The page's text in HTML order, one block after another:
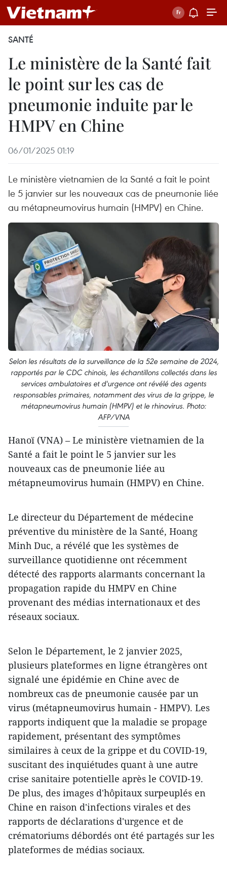
SANTÉ
Le ministère de la Santé fait
le point sur les cas de
pneumonie induite par le
HMPV en Chine
06/01/2025 01:19
Le ministère vietnamien de la Santé a fait le point
le 5 janvier sur les nouveaux cas de pneumonie liée
au métapneumovirus humain (HMPV) en Chine.
Selon les résultats de la surveillance de la 52e semaine de 2024,
rapportés par le CDC chinois, les échantillons collectés dans les
services ambulatoires et d'urgence ont révélé des agents
responsables primaires, notamment des virus de la grippe, le
métapneumovirus humain (HMPV) et le rhinovirus. Photo:
AFP/VNA
​Hanoï (VNA) – Le ministère vietnamien de la
Santé a fait le point le 5 janvier sur les
nouveaux cas de pneumonie liée au
métapneumovirus humain (HMPV) en Chine.
Le directeur du Département de médecine
préventive du ministère de la Santé, Hoang
Minh Duc, a révélé que les systèmes de
surveillance quotidienne ont récemment
détecté des rapports alarmants concernant la
propagation rapide du HMPV en Chine
provenant des médias internationaux et des
réseaux sociaux.
Selon le Département, le 2 janvier 2025,
plusieurs plateformes en ligne étrangères ont
signalé une épidémie en Chine avec de
nombreux cas de pneumonie causée par un
virus (métapneumovirus humain - HMPV). Les
rapports indiquent que la maladie se propage
rapidement, présentant des symptômes
similaires à ceux de la grippe et du COVID-19,
suscitant des inquiétudes quant à une autre
crise sanitaire potentielle après le COVID-19.
De plus, des images d'hôpitaux surpeuplés en
Chine en raison d'infections virales et des
rapports de déclarations d'urgence et de
crématoriums débordés ont été partagés sur les
plateformes de médias sociaux.